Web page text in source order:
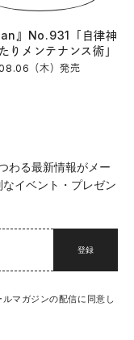
』No.931「自律神
りメンテナンス術」
（木）発売
わる最新情報がメー
イベント・プレゼン
登録
マガジンの配信に同意し